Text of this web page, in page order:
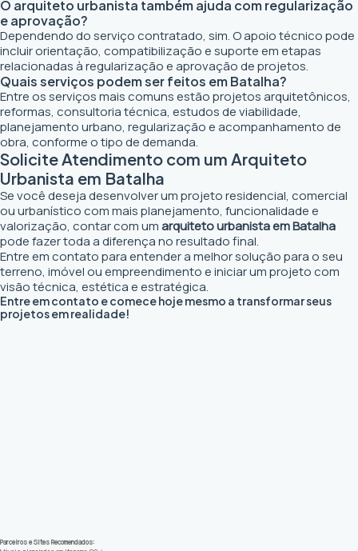
O arquiteto urbanista também ajuda com regularização
e aprovação?
Dependendo do serviço contratado, sim. O apoio técnico pode
incluir orientação, compatibilização e suporte em etapas
relacionadas à regularização e aprovação de projetos.
Quais serviços podem ser feitos em Batalha?
Entre os serviços mais comuns estão projetos arquitetônicos,
reformas, consultoria técnica, estudos de viabilidade,
planejamento urbano, regularização e acompanhamento de
obra, conforme o tipo de demanda.
Solicite Atendimento com um Arquiteto
Urbanista em Batalha
Se você deseja desenvolver um projeto residencial, comercial
ou urbanístico com mais planejamento, funcionalidade e
valorização, contar com umarquiteto urbanista em Batalha
pode fazer toda a diferença no resultado final.
Entre em contato para entender a melhor solução para o seu
terreno, imóvel ou empreendimento e iniciar um projeto com
visão técnica, estética e estratégica.
Entre em contato e comece hoje mesmo a transformar seus
projetos em realidade!
Parceiros e Sites Recomendados: